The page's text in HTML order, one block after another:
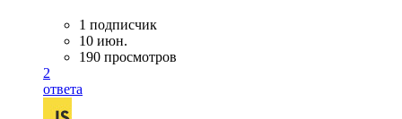
1 подписчик
10 июн.
190 просмотров
2
ответа